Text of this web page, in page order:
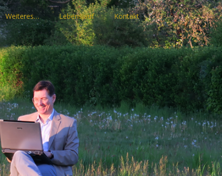
Weiteres… Lebenslauf Kontakt